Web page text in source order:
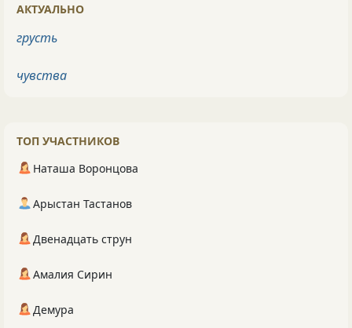
АКТУАЛЬНО
грусть
чувства
ТОП УЧАСТНИКОВ
Наташа Воронцова
Арыстан Тастанов
Двенадцать струн
Амалия Сирин
Демура